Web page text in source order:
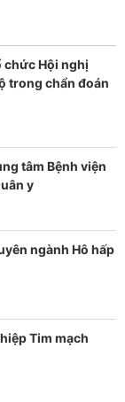
chức Hội nghị
trong chẩn đoán
tâm Bệnh viện
y
ngành Hô hấp
Tim mạch